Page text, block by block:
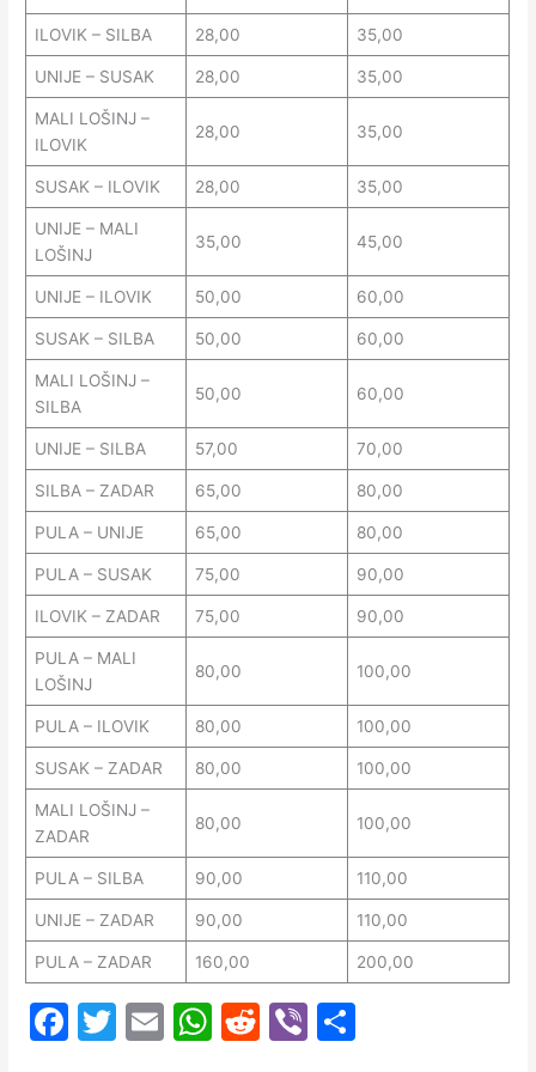
ILOVIK – SILBA 28,00 35,00
UNIJE – SUSAK 28,00 35,00
MALI LOŠINJ –
ILOVIK
28,00 35,00
SUSAK – ILOVIK 28,00 35,00
UNIJE – MALI
LOŠINJ
35,00 45,00
UNIJE – ILOVIK 50,00 60,00
SUSAK – SILBA 50,00 60,00
MALI LOŠINJ –
SILBA
50,00 60,00
UNIJE – SILBA 57,00 70,00
SILBA – ZADAR 65,00 80,00
PULA – UNIJE 65,00 80,00
PULA – SUSAK 75,00 90,00
ILOVIK – ZADAR 75,00 90,00
PULA – MALI
LOŠINJ
80,00 100,00
PULA – ILOVIK 80,00 100,00
SUSAK – ZADAR 80,00 100,00
MALI LOŠINJ –
ZADAR
80,00 100,00
PULA – SILBA 90,00 110,00
UNIJE – ZADAR 90,00 110,00
PULA – ZADAR 160,00 200,00
F
T
E
W R
Vi